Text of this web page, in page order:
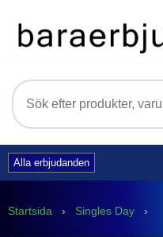
Alla erbjudanden
Startsida › Singles Day ›